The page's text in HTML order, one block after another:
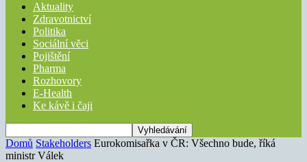
Aktuality
Zdravotnictví
Politika
Sociální věci
Pojištění
Pharma
Rozhovory
E-Health
Ke kávě i čaji
Domů Stakeholders Eurokomisařka v ČR: Všechno bude, říká
ministr Válek